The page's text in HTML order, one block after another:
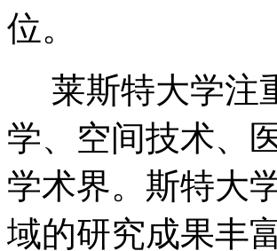
位。
莱斯特大学注
学、空间技术、
学术界。斯特大
域的研究成果丰